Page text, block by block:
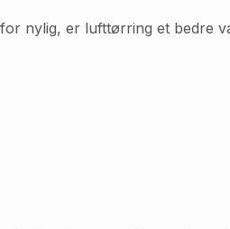
nylig, er lufttørring et bedre